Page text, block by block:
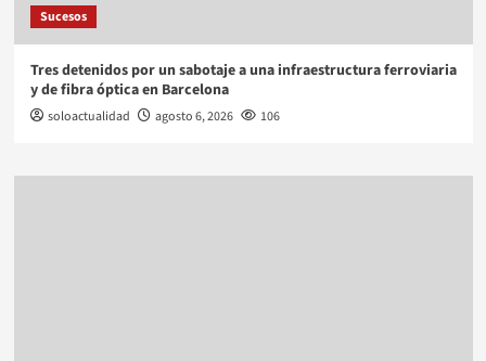
Sucesos
Tres detenidos por un sabotaje a una infraestructura ferroviaria
y de fibra óptica en Barcelona
soloactualidad agosto 6, 2026 106